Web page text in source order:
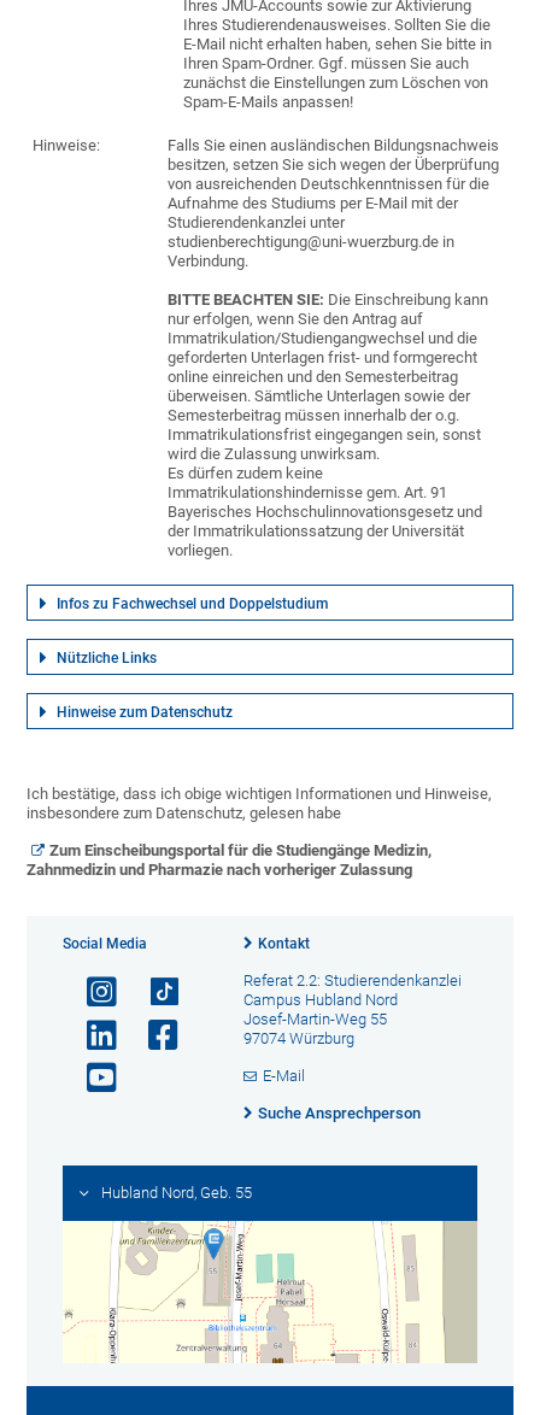
Ihres JMU-Accounts sowie zur Aktivierung
Ihres Studierendenausweises. Sollten Sie die
E-Mail nicht erhalten haben, sehen Sie bitte in
Ihren Spam-Ordner. Ggf. müssen Sie auch
zunächst die Einstellungen zum Löschen von
Spam-E-Mails anpassen!
Hinweise:
Falls Sie einen ausländischen Bildungsnachweis
besitzen, setzen Sie sich wegen der Überprüfung
von ausreichenden Deutschkenntnissen für die
Aufnahme des Studiums per E-Mail mit der
Studierendenkanzlei unter
studienberechtigung@uni-wuerzburg.de in
Verbindung.
BITTE BEACHTEN SIE: Die Einschreibung kann
nur erfolgen, wenn Sie den Antrag auf
Immatrikulation/Studiengangwechsel und die
geforderten Unterlagen frist- und formgerecht
online einreichen und den Semesterbeitrag
überweisen. Sämtliche Unterlagen sowie der
Semesterbeitrag müssen innerhalb der o.g.
Immatrikulationsfrist eingegangen sein, sonst
wird die Zulassung unwirksam.
Es dürfen zudem keine
Immatrikulationshindernisse gem. Art. 91
Bayerisches Hochschulinnovationsgesetz und
der Immatrikulationssatzung der Universität
vorliegen.
Infos zu Fachwechsel und Doppelstudium
Nützliche Links
Hinweise zum Datenschutz
Ich bestätige, dass ich obige wichtigen Informationen und Hinweise,
insbesondere zum Datenschutz, gelesen habe
Zum Einscheibungsportal für die Studiengänge Medizin,
Zahnmedizin und Pharmazie nach vorheriger Zulassung
Social Media Kontakt
Referat 2.2: Studierendenkanzlei
Campus Hubland Nord
Josef-Martin-Weg 55
97074 Würzburg
E-Mail
Suche Ansprechperson
Hubland Nord, Geb. 55